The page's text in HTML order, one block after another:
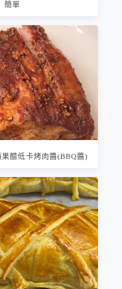
簡單
醋低卡烤肉醬(BBQ醬)